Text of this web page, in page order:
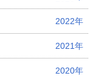
2022年
2021年
2020年